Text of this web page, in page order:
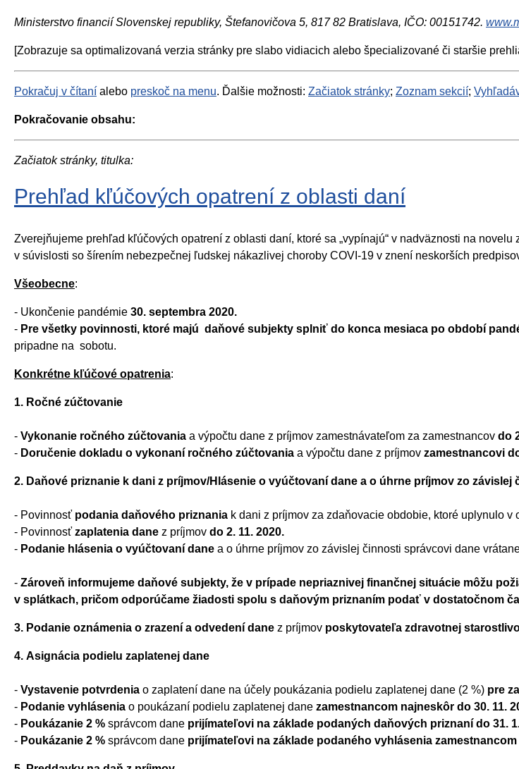
Ministerstvo financií Slovenskej republiky, Štefanovičova 5, 817 82 Bratislava, IČO: 00151742.
[Zobrazuje sa optimalizovaná verzia stránky pre slabo vidiacich alebo špecializované či staršie
Pokračuj v čítaní alebo preskoč na menu. Ďalšie možnosti: Začiatok stránky; Zoznam sekcií;
Pokračovanie obsahu:
Začiatok stránky, titulka:
Prehľad kľúčových opatrení z oblasti daní
Zverejňujeme prehľad kľúčových opatrení z oblasti daní, ktoré sa „vypínajú“ v nadväznosti na
v súvislosti so šírením nebezpečnej ľudskej nákazlivej choroby COVI-19 v znení neskorších
Všeobecne:
- Ukončenie pandémie 30. septembra 2020.
- Pre všetky povinnosti, ktoré majú daňové subjekty splniť do konca mesiaca po období
pripadne na sobotu.
Konkrétne kľúčové opatrenia:
1. Ročné zúčtovanie
- Vykonanie ročného zúčtovania a výpočtu dane z príjmov zamestnávateľom za zamestnancov do
- Doručenie dokladu o vykonaní ročného zúčtovania a výpočtu dane z príjmov zamestnancovi
2. Daňové priznanie k dani z príjmov/Hlásenie o vyúčtovaní dane a o úhrne príjmov zo závislej
- Povinnosť podania daňového priznania k dani z príjmov za zdaňovacie obdobie, ktoré uplynulo v
- Povinnosť zaplatenia dane z príjmov do 2. 11. 2020.
- Podanie hlásenia o vyúčtovaní dane a o úhrne príjmov zo závislej činnosti správcovi dane
- Zároveň informujeme daňové subjekty, že v prípade nepriaznivej finančnej situácie môžu
v splátkach, pričom odporúčame žiadosti spolu s daňovým priznaním podať v dostatočnom
3. Podanie oznámenia o zrazení a odvedení dane z príjmov poskytovateľa zdravotnej
4. Asignácia podielu zaplatenej dane
- Vystavenie potvrdenia o zaplatení dane na účely poukázania podielu zaplatenej dane (2 %) pre
- Podanie vyhlásenia o poukázaní podielu zaplatenej dane zamestnancom najneskôr do 30. 11.
- Poukázanie 2 % správcom dane prijímateľovi na základe podaných daňových priznaní do 31.
- Poukázanie 2 % správcom dane prijímateľovi na základe podaného vyhlásenia zamestnancom